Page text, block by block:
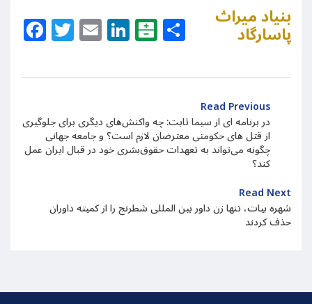
Facebook
Twitter
EmailLinkedIn
Balatarin
Share
بنیاد میراث
پاسارگاد
Read Previous
در برنامه ای از سیما ثابت: چه واکنش‌های دیگری برای جلوگیری
از قتل های حکومتی معترضان لازم است؟ و جامعه جهانی
چگونه می‌تواند به تعهدات حقوق‌بشری‌ خود در قبال ایران عمل
کند؟
Read Next
شهره بیات، تنها زن داور بین المللی شطرنج را از کمیته داوران
حذف کردند